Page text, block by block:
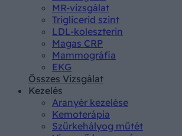
MR-vizsgálat
Triglicerid szint
LDL-koleszterin
Magas CRP
Mammográfia
EKG
Összes Vizsgálat
Kezelés
Aranyér kezelése
Kemoterápia
Szürkehályog műtét